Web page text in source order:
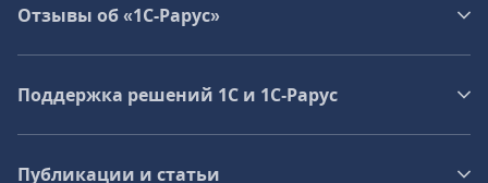
Отзывы об «1С-Рарус»
Поддержка решений 1С и 1С‑Рарус
Публикации и статьи